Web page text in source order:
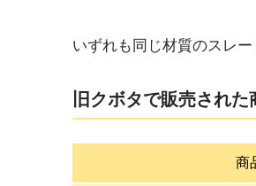
いずれも同じ材質のスレー
旧クボタで販売され
商